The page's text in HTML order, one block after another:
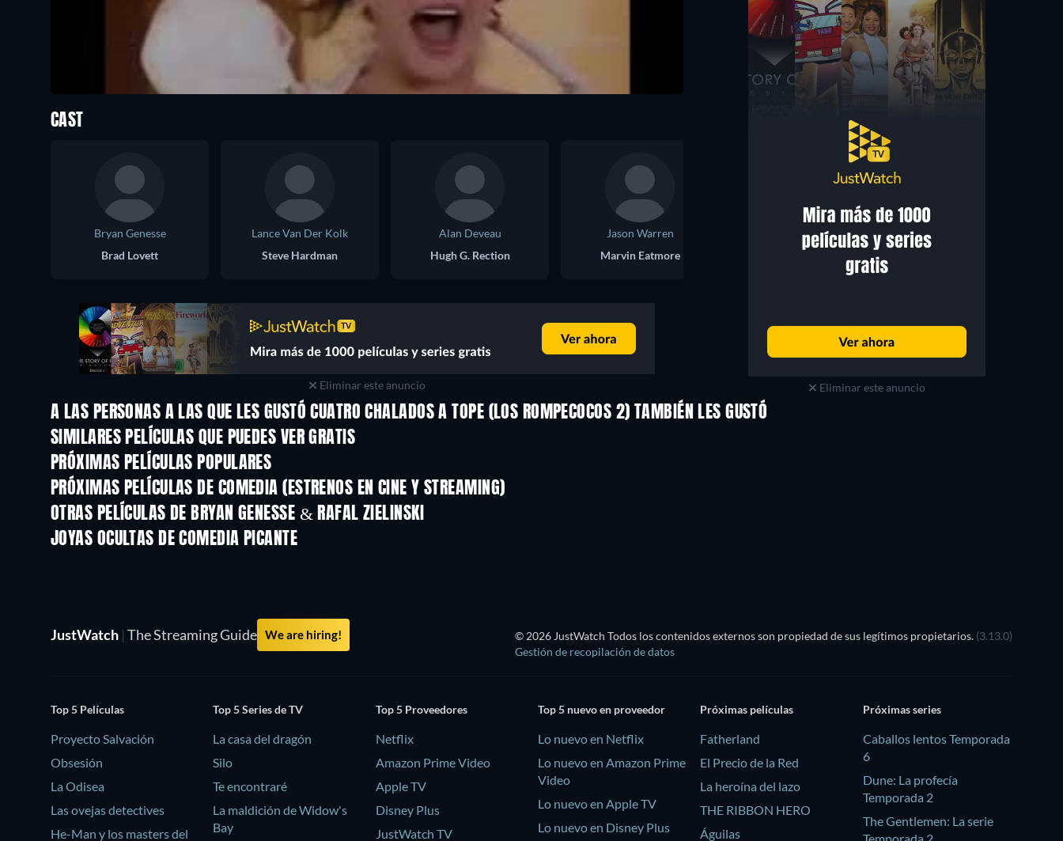
Eliminar este anuncio
CAST
Bryan Genesse
Brad Lovett
Lance Van Der Kolk
Steve Hardman
Alan Deveau
Hugh G. Rection
Jason Warren
Marvin Eatmore
Cynthia Belliveau
Eliminar este anuncio
A LAS PERSONAS A LAS QUE LES GUSTÓ CUATRO CHALADOS A TOPE (LOS ROMPECOCOS 2) TAMBIÉN LES GUSTÓ
SIMILARES PELÍCULAS QUE PUEDES VER GRATIS
PRÓXIMAS PELÍCULAS POPULARES
PRÓXIMAS PELÍCULAS DE COMEDIA (ESTRENOS EN CINE Y STREAMING)
OTRAS PELÍCULAS DE BRYAN GENESSE & RAFAL ZIELINSKI
JOYAS OCULTAS DE COMEDIA PICANTE
JustWatch | The Streaming Guide We are hiring! © 2026 JustWatch Todos los contenidos externos son propiedad de sus legítimos propietarios. (3.13.0)
Gestión de recopilación de datos
Top 5 Películas
Proyecto Salvación
Obsesión
La Odisea
Las ovejas detectives
He-Man y los masters del
Top 5 Series de TV
La casa del dragón
Silo
Te encontraré
La maldición de Widow's
Bay
Top 5 Proveedores
Netflix
Amazon Prime Video
Apple TV
Disney Plus
JustWatch TV
Top 5 nuevo en proveedor
Lo nuevo en Netflix
Lo nuevo en Amazon Prime
Video
Lo nuevo en Apple TV
Lo nuevo en Disney Plus
Próximas películas
Fatherland
El Precio de la Red
La heroína del lazo
THE RIBBON HERO
Águilas
Próximas series
Caballos lentos Temporada
6
Dune: La profecía
Temporada 2
The Gentlemen: La serie
Temporada 2